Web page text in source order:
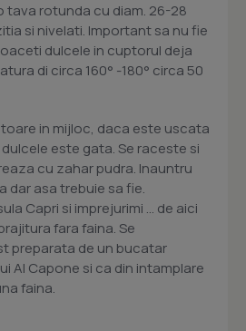
tava rotunda cu diam. 26-28
si nivelati. Important sa nu fie
dulcele in cuptorul deja
di circa 160° -180° circa 50
in mijloc, daca este uscata
este gata. Se raceste si
cu zahar pudra. Inauntru
dar asa trebuie sa fie.
Capri si imprejurimi ... de aici
fara faina. Se
preparata de un bucatar
Al Capone si ca din intamplare
faina.